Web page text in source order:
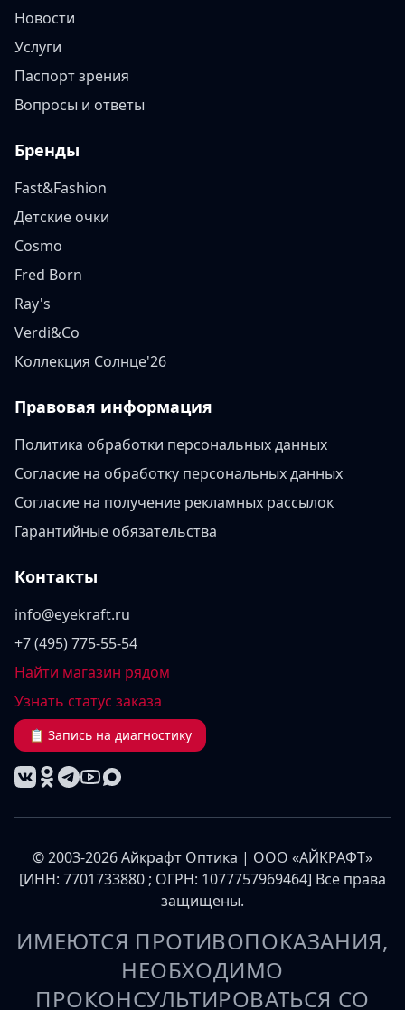
Новости
Услуги
Паспорт зрения
Вопросы и ответы
Бренды
Fast&Fashion
Детские очки
Cosmo
Fred Born
Ray's
Verdi&Co
Коллекция Солнце'26
Правовая информация
Политика обработки персональных данных
Согласие на обработку персональных данных
Согласие на получение рекламных рассылок
Гарантийные обязательства
Контакты
info@eyekraft.ru
+7 (495) 775-55-54
Найти магазин рядом
Узнать статус заказа
📋 Запись на диагностику
© 2003-2026 Айкрафт Оптика | ООО «АЙКРАФТ»
[ИНН: 7701733880 ; ОГРН: 1077757969464] Все права
защищены.
ИМЕЮТСЯ ПРОТИВОПОКАЗАНИЯ,
НЕОБХОДИМО
ПРОКОНСУЛЬТИРОВАТЬСЯ СО